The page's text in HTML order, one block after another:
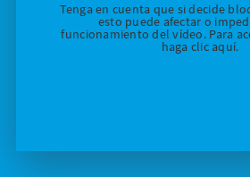
Tenga en cuenta que si decide
esto puede afectar o
funcionamiento del vídeo. Para
haga clic aquí.